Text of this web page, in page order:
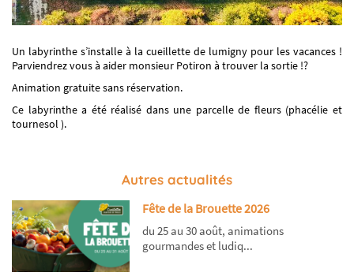
Un labyrinthe s’installe à la cueillette de lumigny pour les vacances !
Parviendrez vous à aider monsieur Potiron à trouver la sortie !?
Animation gratuite sans réservation.
Ce labyrinthe a été réalisé dans une parcelle de fleurs (phacélie et
tournesol ).
Autres actualités
Fête de la Brouette 2026
du 25 au 30 août, animations
gourmandes et ludiq...